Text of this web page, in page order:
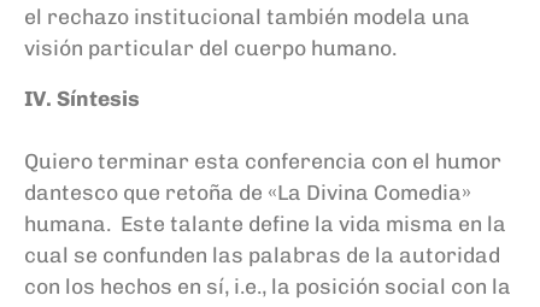
el rechazo institucional también modela una
visión particular del cuerpo humano.
IV. Síntesis
Quiero terminar esta conferencia con el humor
dantesco que retoña de «La Divina Comedia»
humana. Este talante define la vida misma en la
cual se confunden las palabras de la autoridad
con los hechos en sí, i.e., la posición social con la